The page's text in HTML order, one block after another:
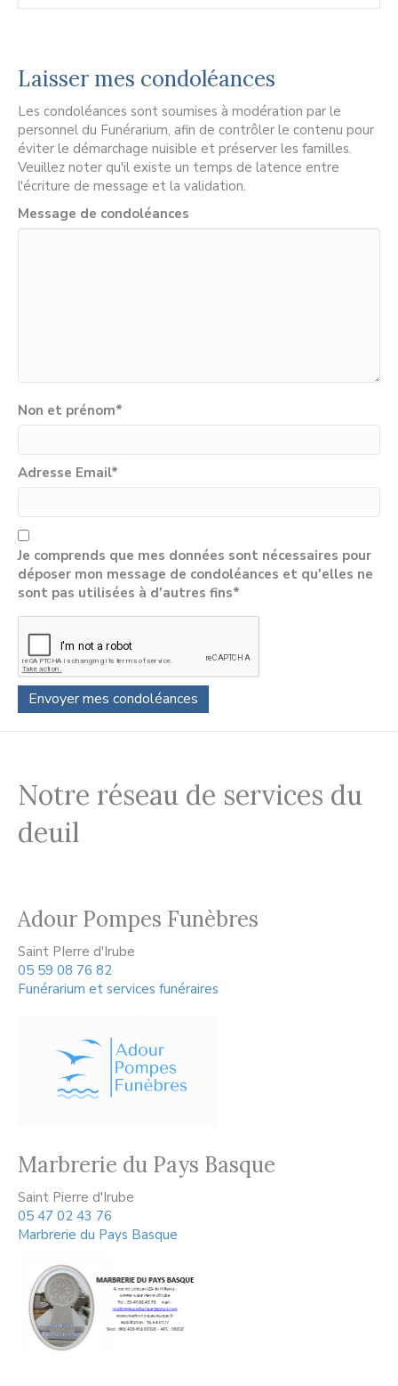
Laisser mes condoléances
Les condoléances sont soumises à modération par le
personnel du Funérarium, afin de contrôler le contenu pour
éviter le démarchage nuisible et préserver les familles.
Veuillez noter qu'il existe un temps de latence entre
l'écriture de message et la validation.
Message de condoléances
Non et prénom*
Adresse Email*
Je comprends que mes données sont nécessaires pour
déposer mon message de condoléances et qu'elles ne
sont pas utilisées à d'autres fins*
Notre réseau de services du
deuil
Adour Pompes Funèbres
Saint PIerre d'Irube
05 59 08 76 82
Funérarium et services funéraires
Marbrerie du Pays Basque
Saint Pierre d'Irube
05 47 02 43 76
Marbrerie du Pays Basque